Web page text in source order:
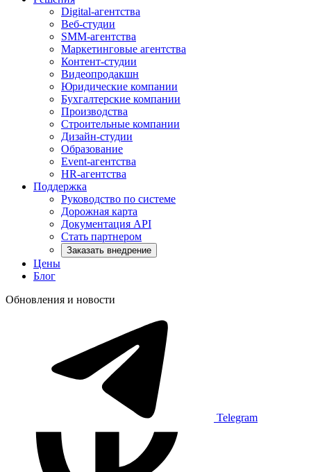
Digital-агентства
Веб-студии
SMM-агентства
Маркетинговые агентства
Контент-студии
Видеопродакшн
Юридические компании
Бухгалтерские компании
Производства
Строительные компании
Дизайн-студии
Образование
Event-агентства
HR-агентства
Поддержка
Руководство по системе
Дорожная карта
Документация API
Стать партнером
Заказать внедрение
Цены
Блог
Обновления и новости
Telegram